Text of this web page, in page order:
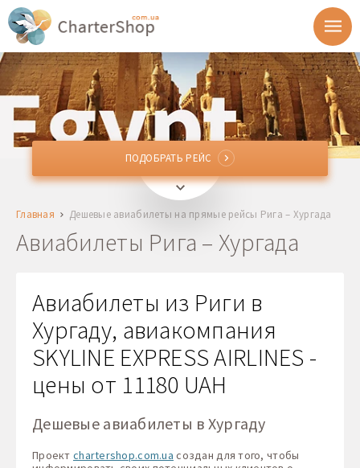
RIXРига, Латвия
HRG Хургада, Египет
Возврат
1 + 0 + 0
ПОДОБРАТЬ РЕЙС
ПОДОБРАТЬ РЕЙС
Главная Дешевые авиабилеты на прямые рейсы Рига – Хургада
Авиабилеты Рига – Хургада
Авиабилеты из Риги в
Хургаду, авиакомпания
SKYLINE EXPRESS AIRLINES -
цены от 11180 UAH
Дешевые авиабилеты в Хургаду
Проект chartershop.com.ua создан для того, чтобы